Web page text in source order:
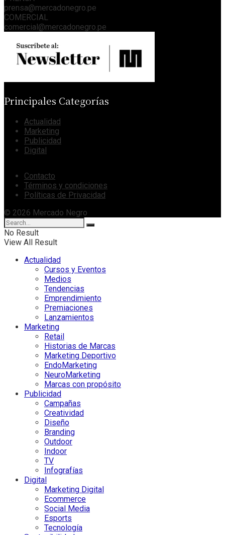
prensa@mercadonegro.pe
COMERCIAL
comercial@mercadonegro.pe
Principales Categorías
Actualidad
Marketing
Publicidad
Digital
Contacto
Términos y condiciones
Políticas de Privacidad
© 2026 Mercado Negro
No Result
View All Result
Actualidad
Cursos y Eventos
Medios
Tendencias
Emprendimiento
Premiaciones
Lanzamientos
Marketing
Retail
Historias de Marcas
Marketing Deportivo
EndoMarketing
NeuroMarketing
Marcas con propósito
Publicidad
Campañas
Creatividad
Diseño
Branding
Outdoor
Indoor
TV
Infografías
Digital
Marketing Digital
Ecommerce
Social Media
Esports
Tecnología